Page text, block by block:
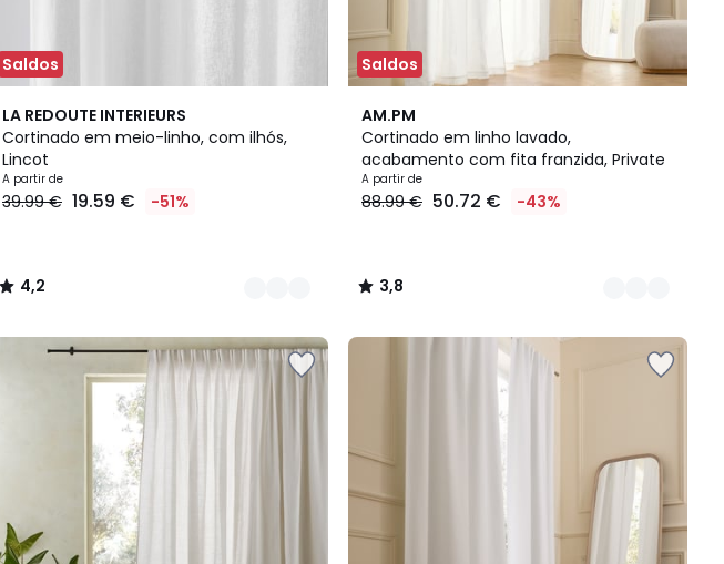
Saldos
LA REDOUTE INTERIEURS
Cortinado em meio-linho, com ilhós,
Lincot
A partir de
39.99 € 19.59 € -51%
4,2
/ 5
6
Cores
4,2
/
Saldos
AM.PM
Cortinado em linho lavado,
acabamento com fita franzida, Private
A partir de
88.99 € 50.72 € -43%
3,8
/ 5
11
Cores
3,8
/